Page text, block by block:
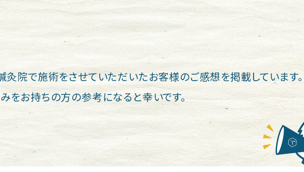
灸院で施術をさせていただいたお客様のご感想を掲載しています。
をお持ちの方の参考になると幸いです。